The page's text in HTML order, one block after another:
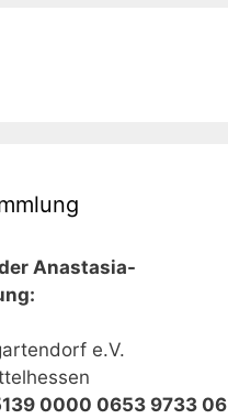
Anastasia-
e.V.
0000 0653 9733 06